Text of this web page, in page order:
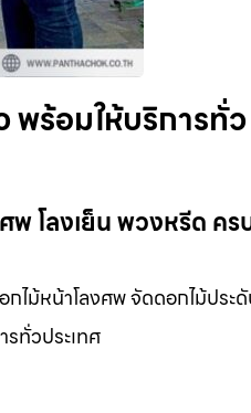
พร้อมให้บริการทั่ว
โลงเย็น พวงหรีด คร
ม้หน้าโลงศพ จัดดอกไม้ประดั
ทั่วประเทศ